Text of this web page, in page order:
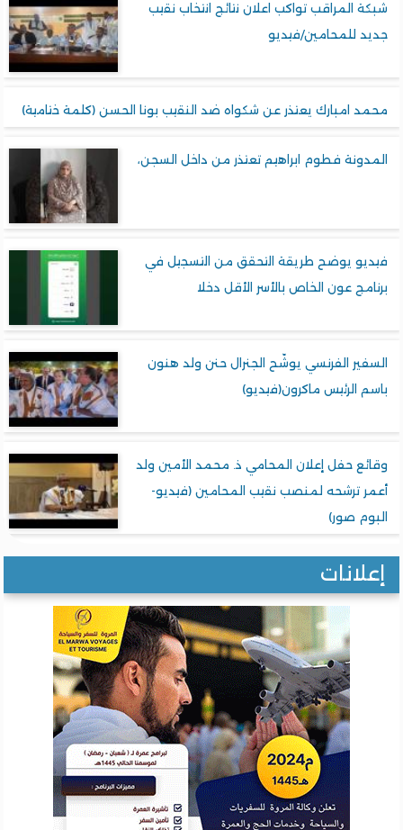
شبكة المراقب تواكب اعلان نتائج انتخاب نقيب
جديد للمحامين/فيديو
محمد امبارك يعتذر عن شكواه ضد النقيب بونا الحسن (كلمة ختامية)
المدونة فطوم ابراهيم تعتذر من داخل السجن،
فيديو يوضح طريقة التحقق من التسجيل في
برنامج عون الخاص بالأسر الأقل دخلا
السفير الفرنسي يوشّح الجنرال حنن ولد هنون
باسم الرئيس ماكرون(فيديو)
وقائع حفل إعلان المحامي ذ. محمد الأمين ولد
أعمر ترشحه لمنصب نقيب المحامين (فيديو-
البوم صور)
إعلانات